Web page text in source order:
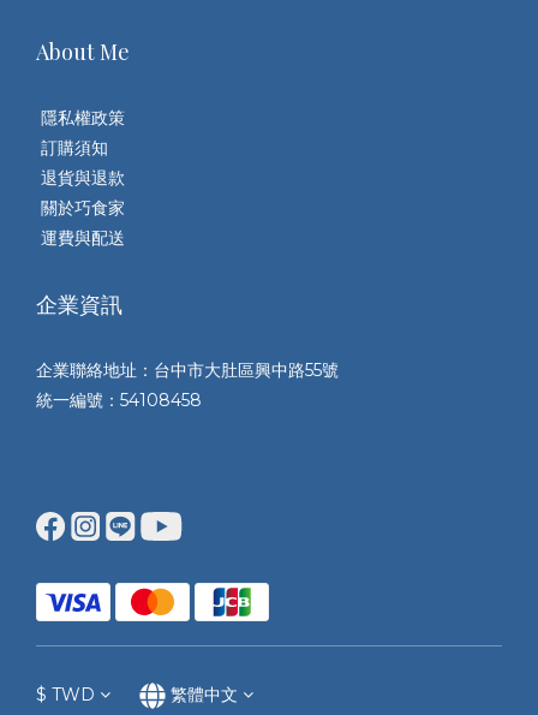
About Me
隱私權政策
訂購須知
退貨與退款
關於巧食家
運費與配送
企業資訊
企業聯絡地址：台中市大肚區興中路55號
統一編號：54108458
$ TWD 繁體中文